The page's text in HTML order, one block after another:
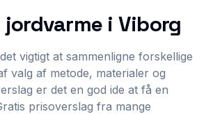
i Viborg
vigtigt at sammenligne forskellige
valg af metode, materialer og
er det en god ide at få en
prisoverslag fra mange